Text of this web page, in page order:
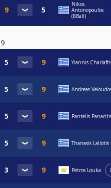
Nikos
Antonopoulos
(8Ball)
9
Yiannis
Andreas
Pantelis
Thanasis Laliotis
Petros Louka